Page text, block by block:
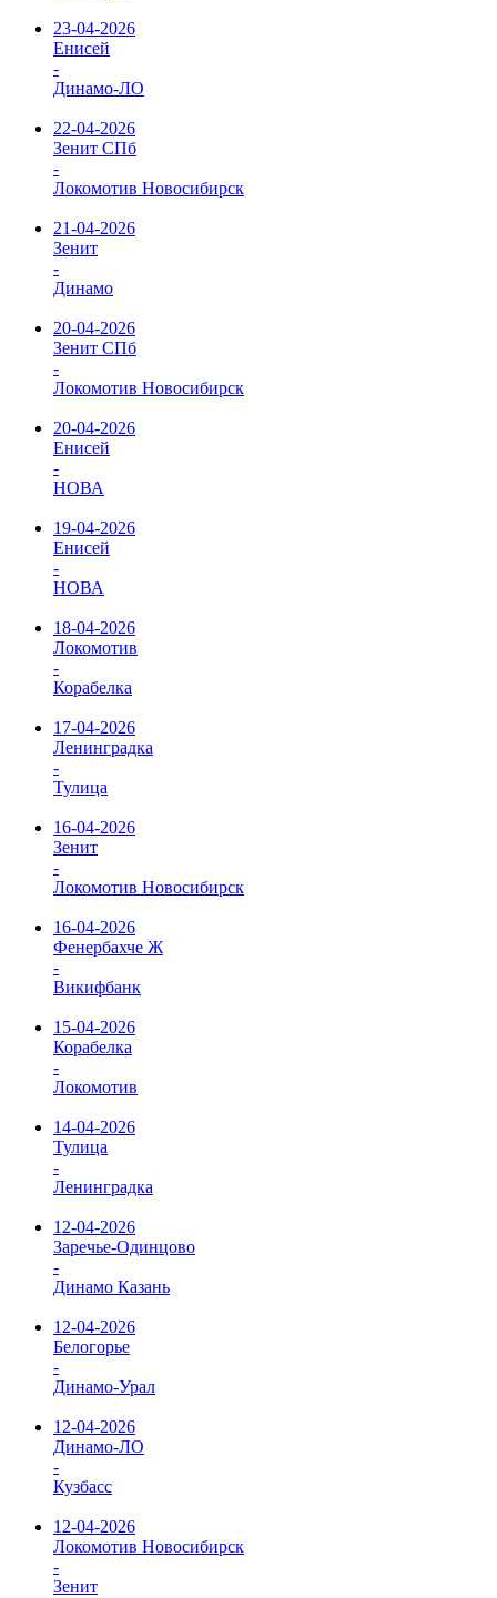
23-04-2026
Енисей
-
Динамо-ЛО
22-04-2026
Зенит СПб
-
Локомотив Новосибирск
21-04-2026
Зенит
-
Динамо
20-04-2026
Зенит СПб
-
Локомотив Новосибирск
20-04-2026
Енисей
-
НОВА
19-04-2026
Енисей
-
НОВА
18-04-2026
Локомотив
-
Корабелка
17-04-2026
Ленинградка
-
Тулица
16-04-2026
Зенит
-
Локомотив Новосибирск
16-04-2026
Фенербахче Ж
-
Викифбанк
15-04-2026
Корабелка
-
Локомотив
14-04-2026
Тулица
-
Ленинградка
12-04-2026
Заречье-Одинцово
-
Динамо Казань
12-04-2026
Белогорье
-
Динамо-Урал
12-04-2026
Динамо-ЛО
-
Кузбасс
12-04-2026
Локомотив Новосибирск
-
Зенит